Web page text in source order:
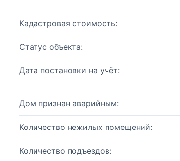
Кадастровая стоимость:
Статус объекта:
Дата постановки на учёт:
Дом признан аварийным:
Количество нежилых помещений:
Количество подъездов: